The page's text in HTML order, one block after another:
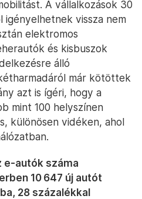
A vállalkozások 30
vissza nem
elektromos
és kisbuszok
álló
már kötöttek
azt is ígéri, hogy a
mint 100 helyszínen
különösen vidéken, ahol
e-autók száma
10 647 új autót
28 százalékkal